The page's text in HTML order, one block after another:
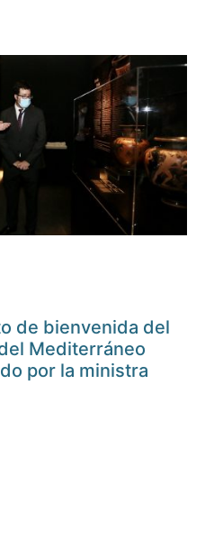
de bienvenida del
Mediterráneo
por la ministra